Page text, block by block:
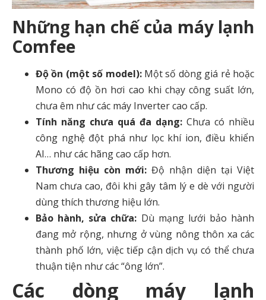
Những hạn chế của máy lạnh
Comfee
Độ ồn (một số model):Một số dòng giá rẻ hoặc
Mono có độ ồn hơi cao khi chạy công suất lớn,
chưa êm như các máy Inverter cao cấp.
Tính năng chưa quá đa dạng: Chưa có nhiều
công nghệ đột phá như lọc khí ion, điều khiển
AI… như các hãng cao cấp hơn.
Thương hiệu còn mới: Độ nhận diện tại Việt
Nam chưa cao, đôi khi gây tâm lý e dè với người
dùng thích thương hiệu lớn.
Bảo hành, sửa chữa: Dù mạng lưới bảo hành
đang mở rộng, nhưng ở vùng nông thôn xa các
thành phố lớn, việc tiếp cận dịch vụ có thể chưa
thuận tiện như các “ông lớn”.
Các dòng máy lạnh